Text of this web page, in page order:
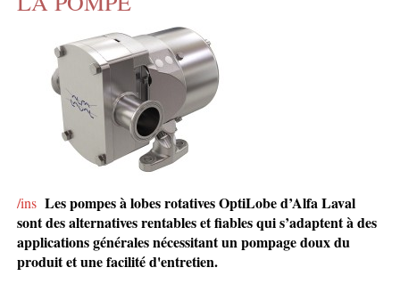
/ins Les pompes à lobes rotatives OptiLobe d’Alfa Laval
sont des alternatives rentables et fiables qui s’adaptent à des
applications générales nécessitant un pompage doux du
produit et une facilité d'entretien.